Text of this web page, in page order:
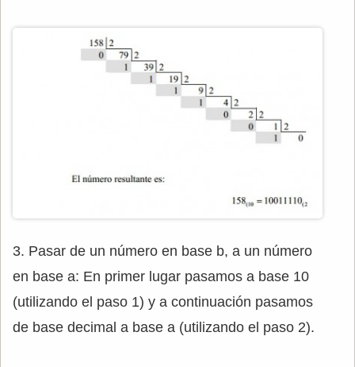
3. Pasar de un número en base b, a un número
en base a: En primer lugar pasamos a base 10
(utilizando el paso 1) y a continuación pasamos
de base decimal a base a (utilizando el paso 2).